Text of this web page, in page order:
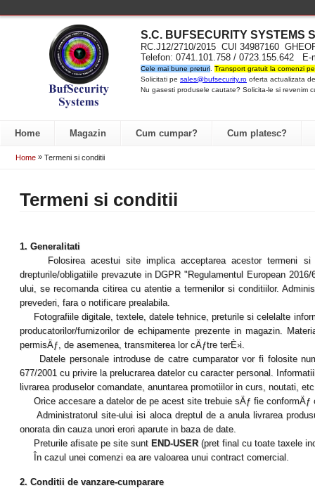
S.C. BUFSECURITY SYSTEMS
RC.J12/2710/2015 CUI 34987160
Telefon: 0741.101.758 / 0723.155.642
Cele mai bune preturi Transport gratuit la comenzi
Solicitati pe sales@bufsecurity.ro oferta actualizata
Nu gasesti produsele cautate? Solicita-le si revenim
Home Magazin Cum cumpar? Cum platesc?
Home » Termeni si conditii
Termeni si conditii
1. Generalitati
Folosirea acestui site implica acceptarea acestor termeni si
drepturile/obligatiile prevazute in DGPR "Regulamentul European
ului, se recomanda citirea cu atentie a termenilor si conditiilor.
prevederi, fara o notificare prealabila.
Fotografiile digitale, textele, datele tehnice, preturile si celelalte
producatorilor/furnizorilor de echipamente prezente in magazin.
permisÄƒ, de asemenea, transmiterea lor cÄƒtre terÈ›i.
Datele personale introduse de catre cumparator vor fi folosite
677/2001 cu privire la prelucrarea datelor cu caracter personal.
livrarea produselor comandate, anuntarea promotiilor in curs, noutati,
Orice accesare a datelor de pe acest site trebuie sÄƒ fie
Administratorul site-ului isi aloca dreptul de a anula livrarea
onorata din cauza unori erori aparute in baza de date.
Preturile afisate pe site sunt END-USER (pret final cu toate taxele
În cazul unei comenzi ea are valoarea unui contract comercial.
2. Conditii de vanzare-cumparare